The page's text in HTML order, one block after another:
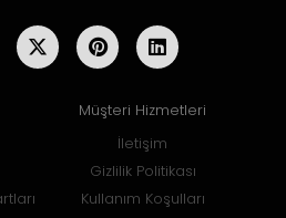
Müşteri Hizmetleri
İletişim
Gizlilik Politikası
Kullanım Koşulları